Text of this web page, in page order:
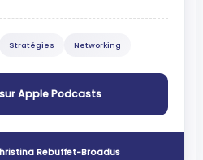
Stratégies Networking
Apple Podcasts
Rebuffet-Broadus